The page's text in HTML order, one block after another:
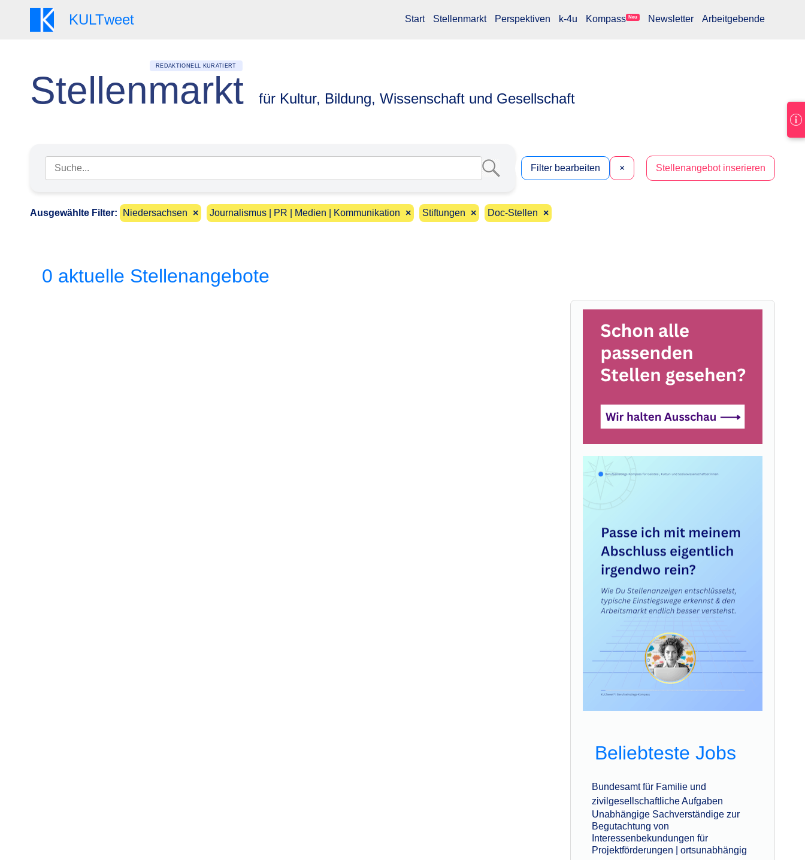
KULTweet Start Stellenmarkt Perspektiven k-4u Kompass Neu Newsletter Arbeitgebende
REDAKTIONELL KURATIERT
Stellenmarkt für Kultur, Bildung, Wissenschaft und Gesellschaft
Suchbegriff eingeben
Filter bearbeiten × Stellenangebot inserieren
Ausgewählte Filter: Niedersachsen × Journalismus | PR | Medien | Kommunikation × Stiftungen × Doc-Stellen ×
0 aktuelle Stellenangebote
Beliebteste Jobs
Bundesamt für Familie und
zivilgesellschaftliche Aufgaben
Unabhängige Sachverständige zur
Begutachtung von
Interessenbekundungen für
Projektförderungen | ortsunabhängig